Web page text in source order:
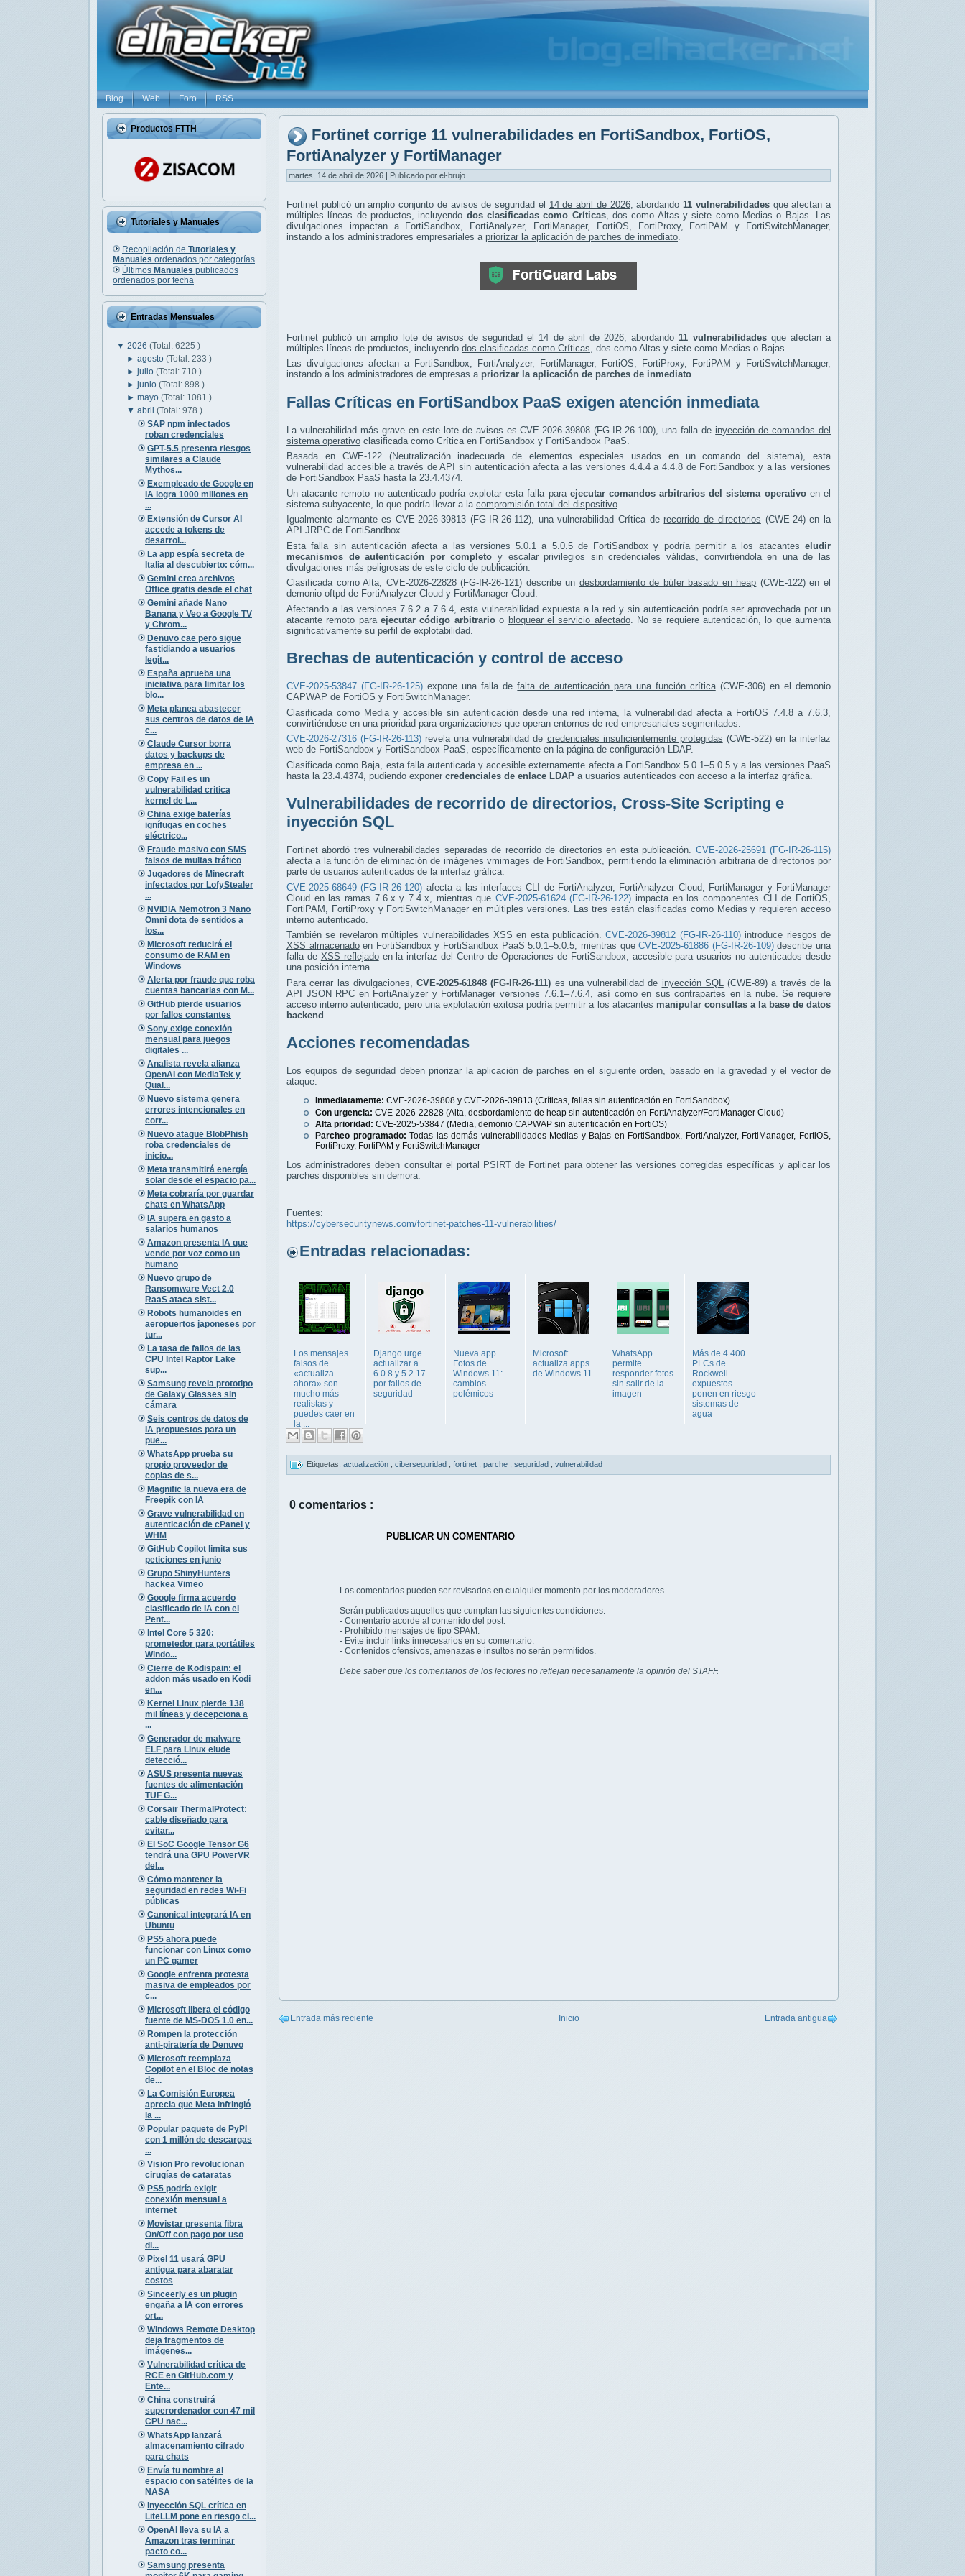
Blog Web Foro RSS
Productos FTTH
Tutoriales y Manuales
Recopilación de Tutoriales y
Manuales ordenados por categorías
Últimos Manuales publicados
ordenados por fecha
Entradas Mensuales
▼ 2026 (Total: 6225 )
►agosto(Total: 233 )
►julio(Total: 710 )
►junio(Total: 898 )
►mayo(Total: 1081 )
▼abril(Total: 978 )
SAP npm infectados
roban credenciales
GPT-5.5 presenta riesgos
similares a Claude
Mythos...
Exempleado de Google en
IA logra 1000 millones en
...
Extensión de Cursor AI
accede a tokens de
desarrol...
La app espía secreta de
Italia al descubierto: cóm...
Gemini crea archivos
Office gratis desde el chat
Gemini añade Nano
Banana y Veo a Google TV
y Chrom...
Denuvo cae pero sigue
fastidiando a usuarios
legít...
España aprueba una
iniciativa para limitar los
blo...
Meta planea abastecer
sus centros de datos de IA
c...
Claude Cursor borra
datos y backups de
empresa en ...
Copy Fail es un
vulnerabilidad critica
kernel de L...
China exige baterías
ignífugas en coches
eléctrico...
Fraude masivo con SMS
falsos de multas tráfico
Jugadores de Minecraft
infectados por LofyStealer
...
NVIDIA Nemotron 3 Nano
Omni dota de sentidos a
los...
Microsoft reducirá el
consumo de RAM en
Windows
Alerta por fraude que roba
cuentas bancarias con M...
GitHub pierde usuarios
por fallos constantes
Sony exige conexión
mensual para juegos
digitales ...
Analista revela alianza
OpenAI con MediaTek y
Qual...
Nuevo sistema genera
errores intencionales en
corr...
Nuevo ataque BlobPhish
roba credenciales de
inicio...
Meta transmitirá energía
solar desde el espacio pa...
Meta cobraría por guardar
chats en WhatsApp
IA supera en gasto a
salarios humanos
Amazon presenta IA que
vende por voz como un
humano
Nuevo grupo de
Ransomware Vect 2.0
RaaS ataca sist...
Robots humanoides en
aeropuertos japoneses por
tur...
La tasa de fallos de las
CPU Intel Raptor Lake
sup...
Samsung revela prototipo
de Galaxy Glasses sin
cámara
Seis centros de datos de
IA propuestos para un
pue...
WhatsApp prueba su
propio proveedor de
copias de s...
Magnific la nueva era de
Freepik con IA
Grave vulnerabilidad en
autenticación de cPanel y
WHM
GitHub Copilot limita sus
peticiones en junio
Grupo ShinyHunters
hackea Vimeo
Google firma acuerdo
clasificado de IA con el
Pent...
Intel Core 5 320:
prometedor para portátiles
Windo...
Cierre de Kodispain: el
addon más usado en Kodi
en...
Kernel Linux pierde 138
mil líneas y decepciona a
...
Generador de malware
ELF para Linux elude
detecció...
ASUS presenta nuevas
fuentes de alimentación
TUF G...
Corsair ThermalProtect:
cable diseñado para
evitar...
El SoC Google Tensor G6
tendrá una GPU PowerVR
del...
Cómo mantener la
seguridad en redes Wi-Fi
públicas
Canonical integrará IA en
Ubuntu
PS5 ahora puede
funcionar con Linux como
un PC gamer
Google enfrenta protesta
masiva de empleados por
c...
Microsoft libera el código
fuente de MS-DOS 1.0 en...
Rompen la protección
anti-piratería de Denuvo
Microsoft reemplaza
Copilot en el Bloc de notas
de...
La Comisión Europea
aprecia que Meta infringió
la ...
Popular paquete de PyPI
con 1 millón de descargas
...
Vision Pro revolucionan
cirugías de cataratas
PS5 podría exigir
conexión mensual a
internet
Movistar presenta fibra
On/Off con pago por uso
di...
Pixel 11 usará GPU
antigua para abaratar
costos
Sinceerly es un plugin
engaña a IA con errores
ort...
Windows Remote Desktop
deja fragmentos de
imágenes...
Vulnerabilidad crítica de
RCE en GitHub.com y
Ente...
China construirá
superordenador con 47 mil
CPU nac...
WhatsApp lanzará
almacenamiento cifrado
para chats
Envía tu nombre al
espacio con satélites de la
NASA
Inyección SQL crítica en
LiteLLM pone en riesgo cl...
OpenAI lleva su IA a
Amazon tras terminar
pacto co...
Samsung presenta
Fortinet corrige 11 vulnerabilidades en FortiSandbox, FortiOS,
FortiAnalyzer y FortiManager
martes, 14 de abril de 2026 | Publicado por el-brujo
Fortinet publicó un amplio conjunto de avisos de seguridad el 14 de abril de 2026, abordando 11 vulnerabilidadesque afectan a
múltiples líneas de productos, incluyendo dos clasificadas como Críticas, dos como Altas y siete como Medias o Bajas. Las
divulgaciones impactan a FortiSandbox, FortiAnalyzer, FortiManager, FortiOS, FortiProxy, FortiPAM y FortiSwitchManager,
instando a los administradores empresariales a priorizar la aplicación de parches de inmediato
Fortinet publicó un amplio lote de avisos de seguridad el 14 de abril de 2026, abordando 11 vulnerabilidadesque afectan a
múltiples líneas de productos, incluyendo dos clasificadas como Críticas , dos como Altas y siete como Medias o Bajas.
Las divulgaciones afectan a FortiSandbox, FortiAnalyzer, FortiManager, FortiOS, FortiProxy, FortiPAM y FortiSwitchManager,
instando a los administradores de empresas a priorizar la aplicación de parches de inmediato.
Fallas Críticas en FortiSandbox PaaS exigen atención inmediata
La vulnerabilidad más grave en este lote de avisos es CVE-2026-39808 (FG-IR-26-100), una falla de inyección de comandos del
sistema operativo clasificada como Crítica en FortiSandbox y FortiSandbox PaaS.
Basada en CWE-122 (Neutralización inadecuada de elementos especiales usados en un comando del sistema), esta
vulnerabilidad accesible a través de API sin autenticación afecta a las versiones 4.4.4 a 4.4.8 de FortiSandbox y a las versiones
de FortiSandbox PaaS hasta la 23.4.4374.
Un atacante remoto no autenticado podría explotar esta falla para ejecutar comandos arbitrarios del sistema operativoen el
sistema subyacente, lo que podría llevar a la compromisión total del dispositivo
Igualmente alarmante es CVE-2026-39813 (FG-IR-26-112), una vulnerabilidad Crítica de recorrido de directorios (CWE-24) en la
API JRPC de FortiSandbox.
Esta falla sin autenticación afecta a las versiones 5.0.1 a 5.0.5 de FortiSandbox y podría permitir a los atacantes eludir
mecanismos de autenticación por completo y escalar privilegios sin credenciales válidas, convirtiéndola en una de las
divulgaciones más peligrosas de este ciclo de publicación.
Clasificada como Alta, CVE-2026-22828 (FG-IR-26-121) describe un desbordamiento de búfer basado en heap (CWE-122) en el
demonio oftpd de FortiAnalyzer Cloud y FortiManager Cloud.
Afectando a las versiones 7.6.2 a 7.6.4, esta vulnerabilidad expuesta a la red y sin autenticación podría ser aprovechada por un
atacante remoto paraejecutar código arbitrarioo bloquear el servicio afectado. No se requiere autenticación, lo que aumenta
significativamente su perfil de explotabilidad.
Brechas de autenticación y control de acceso
CVE-2025-53847 (FG-IR-26-125) expone una falla defalta de autenticación para una función crítica(CWE-306) en el demonio
CAPWAP de FortiOS y FortiSwitchManager.
Clasificada como Media y accesible sin autenticación desde una red interna, la vulnerabilidad afecta a FortiOS 7.4.8 a 7.6.3,
convirtiéndose en una prioridad para organizaciones que operan entornos de red empresariales segmentados.
CVE-2026-27316 (FG-IR-26-113) revela una vulnerabilidad de credenciales insuficientemente protegidas (CWE-522) en la interfaz
web de FortiSandbox y FortiSandbox PaaS, específicamente en la página de configuración LDAP.
Clasificada como Baja, esta falla autenticada y accesible externamente afecta a FortiSandbox 5.0.1–5.0.5 y a las versiones PaaS
hasta la 23.4.4374, pudiendo exponer credenciales de enlace LDAP a usuarios autenticados con acceso a la interfaz gráfica.
Vulnerabilidades de recorrido de directorios, Cross-Site Scripting e
inyección SQL
Fortinet abordó tres vulnerabilidades separadas de recorrido de directorios en esta publicación. CVE-2026-25691 (FG-IR-26-115)
afecta a la función de eliminación de imágenes vmimages de FortiSandbox, permitiendo laeliminación arbitraria de directorios por
parte de usuarios autenticados de la interfaz gráfica.
CVE-2025-68649 (FG-IR-26-120) afecta a las interfaces CLI de FortiAnalyzer, FortiAnalyzer Cloud, FortiManager y FortiManager
Cloud en las ramas 7.6.x y 7.4.x, mientras que CVE-2025-61624 (FG-IR-26-122) impacta en los componentes CLI de FortiOS,
FortiPAM, FortiProxy y FortiSwitchManager en múltiples versiones. Las tres están clasificadas como Medias y requieren acceso
interno autenticado.
También se revelaron múltiples vulnerabilidades XSS en esta publicación.CVE-2026-39812 (FG-IR-26-110)introduce riesgos de
XSS almacenadoen FortiSandbox y FortiSandbox PaaS 5.0.1–5.0.5, mientras queCVE-2025-61886 (FG-IR-26-109)describe una
falla de XSS reflejadoen la interfaz del Centro de Operaciones de FortiSandbox, accesible para usuarios no autenticados desde
una posición interna.
Para cerrar las divulgaciones, CVE-2025-61848 (FG-IR-26-111) es una vulnerabilidad de inyección SQL
(CWE-89) a través de la
API JSON RPC en FortiAnalyzer y FortiManager versiones 7.6.1–7.6.4, así como en sus contrapartes en la nube. Se requiere
acceso interno autenticado, pero una explotación exitosa podría permitir a los atacantes manipular consultas a la base de datos
backend
Acciones recomendadas
Los equipos de seguridad deben priorizar la aplicación de parches en el siguiente orden, basado en la gravedad y el vector de
ataque:
Inmediatamente: CVE-2026-39808 y CVE-2026-39813 (Críticas, fallas sin autenticación en FortiSandbox)
Con urgencia: CVE-2026-22828 (Alta, desbordamiento de heap sin autenticación en FortiAnalyzer/FortiManager Cloud)
Alta prioridad: CVE-2025-53847 (Media, demonio CAPWAP sin autenticación en FortiOS)
Parcheo programado: Todas las demás vulnerabilidades Medias y Bajas en FortiSandbox, FortiAnalyzer, FortiManager, FortiOS,
FortiProxy, FortiPAM y FortiSwitchManager
Los administradores deben consultar el portal PSIRT de Fortinet para obtener las versiones corregidas específicas y aplicar los
parches disponibles sin demora.
Fuentes:
https://cybersecuritynews.com/fortinet-patches-11-vulnerabilities/
Entradas relacionadas:
Los mensajes
falsos de
«actualiza
ahora» son
mucho más
realistas y
puedes caer en
la ...
Django urge
actualizar a
6.0.8 y 5.2.17
por fallos de
seguridad
Nueva app
Fotos de
Windows 11:
cambios
polémicos
Microsoft
actualiza apps
de Windows 11
WhatsApp
permite
responder fotos
sin salir de la
imagen
Más de 4.400
PLCs de
Rockwell
expuestos
ponen en riesgo
sistemas de
agua
Etiquetas: actualización ciberseguridad fortinet parche seguridad vulnerabilidad
0 comentarios :
PUBLICAR UN COMENTARIO
Los comentarios pueden ser revisados en cualquier momento por los moderadores.
Serán publicados aquellos que cumplan las siguientes condiciones:
- Comentario acorde al contenido del post.
- Prohibido mensajes de tipo SPAM.
- Evite incluir links innecesarios en su comentario.
- Contenidos ofensivos, amenazas e insultos no serán permitidos.
Debe saber que los comentarios de los lectores no reflejan necesariamente la opinión del STAFF.
Entrada más reciente Entrada antigua
Inicio